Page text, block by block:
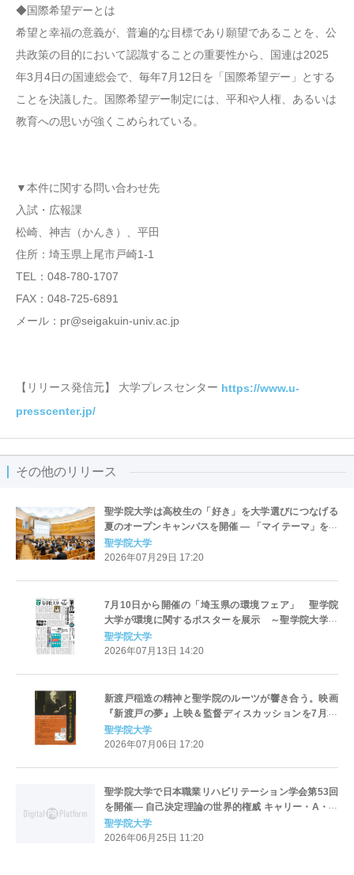
◆国際希望デーとは
希望と幸福の意義が、普遍的な目標であり願望であることを、公
共政策の目的において認識することの重要性から、国連は2025
年3月4日の国連総会で、毎年7月12日を「国際希望デー」とする
ことを決議した。国際希望デー制定には、平和や人権、あるいは
教育への思いが強くこめられている。
▼本件に関する問い合わせ先
入試・広報課
松崎、神吉（かんき）、平田
住所：埼玉県上尾市戸崎1-1
TEL：048-780-1707
FAX：048-725-6891
メール：pr@seigakuin-univ.ac.jp
【リリース発信元】 大学プレスセンター https://www.u-
presscenter.jp/
その他のリリース
聖学院大学は高校生の「好き」を大学選びにつなげる
夏のオープンキャンパスを開催 ― 「マイテーマ」を見
つけるワークショップで進路選択を後押し ―
聖学院大学
2026年07月29日 17:20
7月10日から開催の「埼玉県の環境フェア」 聖学院
大学が環境に関するポスターを展示 ～聖学院大学ら
しい視点による環境についての記事を、イラスト文芸
部の学生が編集・制作～
聖学院大学
2026年07月13日 14:20
新渡戸稲造の精神と聖学院のルーツが響き合う。映画
『新渡戸の夢』上映＆監督ディスカッションを7月23
日に開催
聖学院大学
2026年07月06日 17:20
聖学院大学で日本職業リハビリテーション学会第53回
を開催― 自己決定理論の世界的権威 キャリー・A・シ
ョグレン教授（米カンザス大学）が来日講演 ―
聖学院大学
2026年06月25日 11:20